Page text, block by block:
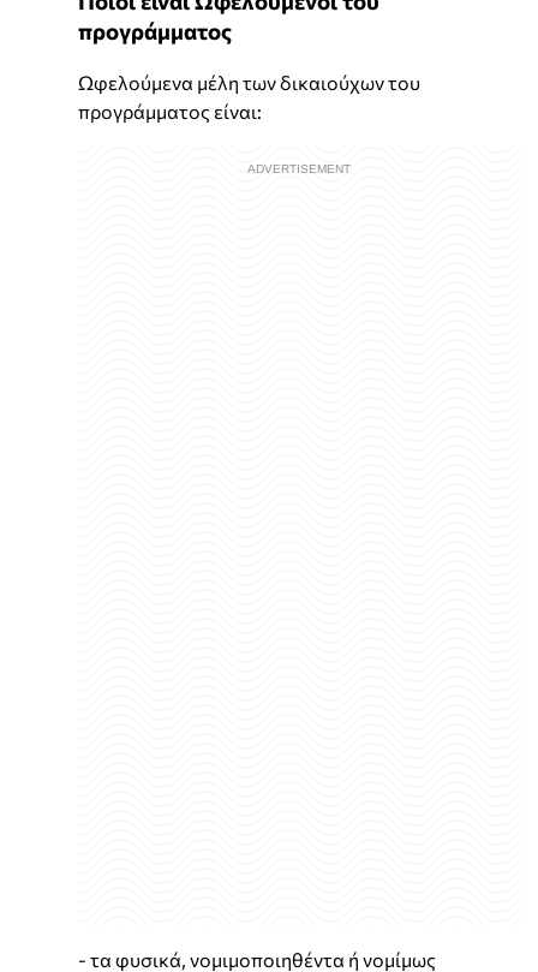
προγράμματος
Ωφελούμενα μέλη των δικαιούχων του
προγράμματος είναι:
- τα φυσικά, νομιμοποιηθέντα ή νομίμως